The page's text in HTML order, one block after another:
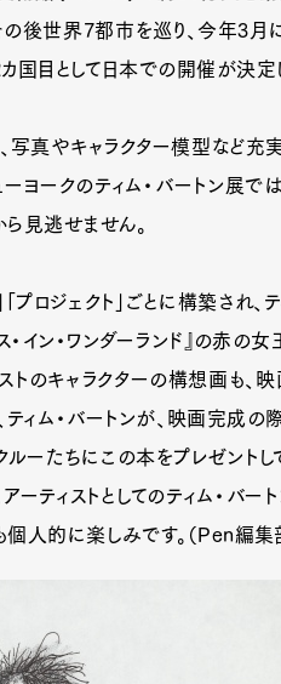
の後世界7都市を巡り、今年3月
国目として日本での開催が決定
写真やキャラクター模型など充
ーヨークのティム・バートン展
見逃せません。
「プロジェクト」ごとに構築され
イン・ワンダーランド』の赤の女王
ストのキャラクターの構想画も
ティム・バートンが、映画完成
ルーたちにこの本をプレゼント
アーティストとしてのティム・バ
個人的に楽しみです。（Pen編集